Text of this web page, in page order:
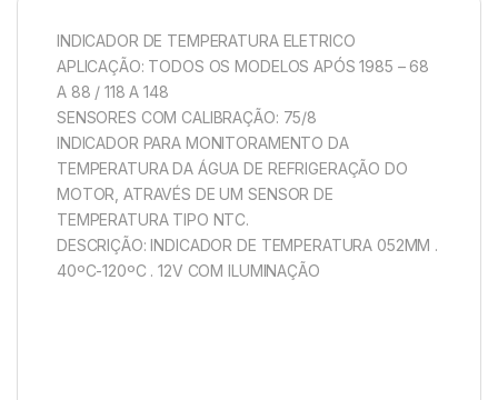
INDICADOR DE TEMPERATURA ELETRICO
APLICAÇÃO: TODOS OS MODELOS APÓS 1985 – 68
A 88 / 118 A 148
SENSORES COM CALIBRAÇÃO: 75/8
INDICADOR PARA MONITORAMENTO DA
TEMPERATURA DA ÁGUA DE REFRIGERAÇÃO DO
MOTOR, ATRAVÉS DE UM SENSOR DE
TEMPERATURA TIPO NTC.
DESCRIÇÃO: INDICADOR DE TEMPERATURA 052MM .
40ºC-120ºC . 12V COM ILUMINAÇÃO